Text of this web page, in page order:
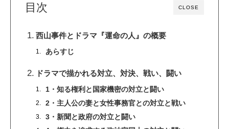
CLOSE
目次
西山事件とドラマ『運命の人』の概要
あらすじ
ドラマで描かれる対立、対決、戦い、闘い
1・知る権利と国家機密の対立と闘い
2・主人公の妻と女性事務官との対立と戦い
3・新聞と政府の対立と闘い